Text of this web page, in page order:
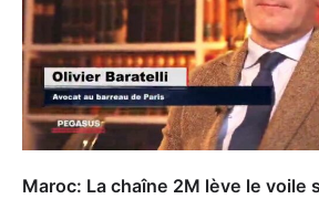
Maroc: La chaîne 2M lève le voile